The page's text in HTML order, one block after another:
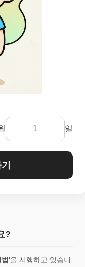
일
?
법'을 시행하고 있습니